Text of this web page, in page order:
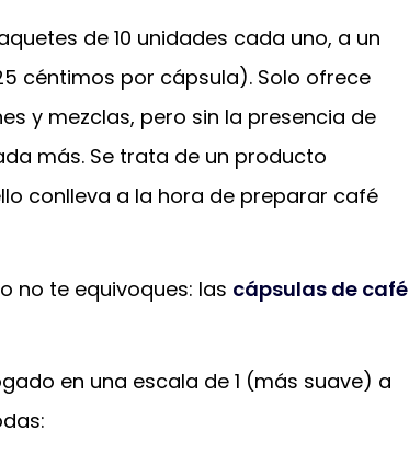
de 10 unidades cada uno, a un
céntimos por cápsula). Solo ofrece
y mezclas, pero sin la presencia de
más. Se trata de un producto
conlleva a la hora de preparar café
no te equivoques: las cápsulas de café
en una escala de 1 (más suave) a